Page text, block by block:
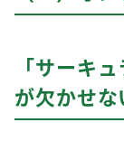
「サーキ
が欠かせな